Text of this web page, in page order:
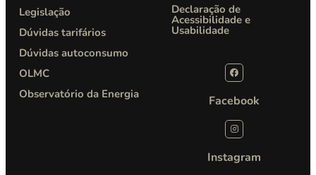
Legislação
Dúvidas tarifários
Dúvidas autoconsumo
Declaração de
Acessibilidade e
Usabilidade
OLMC
Observatório da Energia
Facebook
Instagram